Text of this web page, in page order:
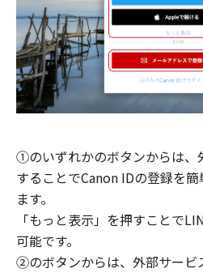
①のいずれかのボタンからは、
することでCanon IDの登録を
ます。
「もっと表示」を押すことで
可能です。
②のボタンからは、外部サービ